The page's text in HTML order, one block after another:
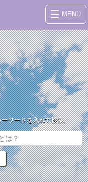
MENU
ワードを入れて検索。